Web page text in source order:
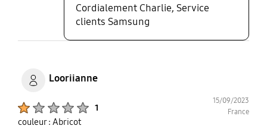
Cordialement Charlie, Service
clients Samsung
Looriianne
1
15/09/2023
France
couleur : Abricot